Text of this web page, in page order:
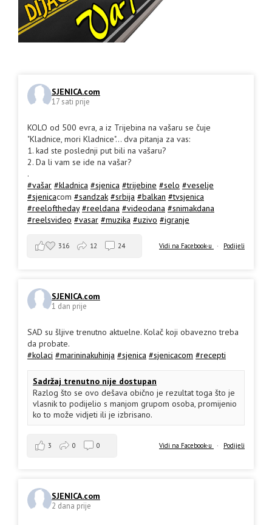
SJENICA.com
17 sati prije
KOLO od 500 evra, a iz Trijebina na vašaru se čuje
"Kladnice, mori Kladnice"... dva pitanja za vas:
1. kad ste poslednji put bili na vašaru?
2. Da li vam se ide na vašar?
.
#vašar #kladnica #sjenica #trijebine #selo #veselje
#sjenicacom #sandzak #srbija #balkan #tvsjenica
#reeloftheday #reeldana #videodana #snimakdana
#reelsvideo #vasar #muzika #uzivo #igranje
Vidi na Facebook-u · Podijeli
316 12 24
SJENICA.com
1 dan prije
SAD su šljive trenutno aktuelne. Kolač koji obavezno treba
da probate.
#kolaci #marininakuhinja #sjenica #sjenicacom #recepti
Sadržaj trenutno nije dostupan
Razlog što se ovo dešava obično je rezultat toga što je
vlasnik to podijelio s manjom grupom osoba, promijenio
ko to može vidjeti ili je izbrisano.
Vidi na Facebook-u · Podijeli
3 0 0
SJENICA.com
2 dana prije